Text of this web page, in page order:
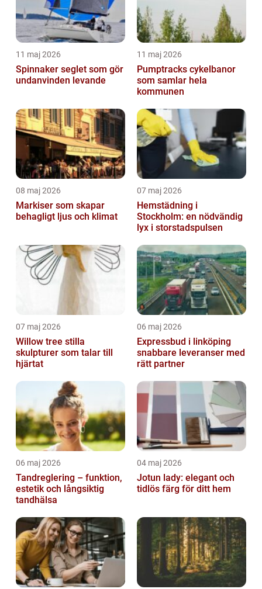
11 maj 2026
Spinnaker seglet som gör
undanvinden levande
11 maj 2026
Pumptracks cykelbanor
som samlar hela
kommunen
08 maj 2026
Markiser som skapar
behagligt ljus och klimat
07 maj 2026
Hemstädning i
Stockholm: en nödvändig
lyx i storstadspulsen
07 maj 2026
Willow tree stilla
skulpturer som talar till
hjärtat
06 maj 2026
Expressbud i linköping
snabbare leveranser med
rätt partner
06 maj 2026
Tandreglering – funktion,
estetik och långsiktig
tandhälsa
04 maj 2026
Jotun lady: elegant och
tidlös färg för ditt hem